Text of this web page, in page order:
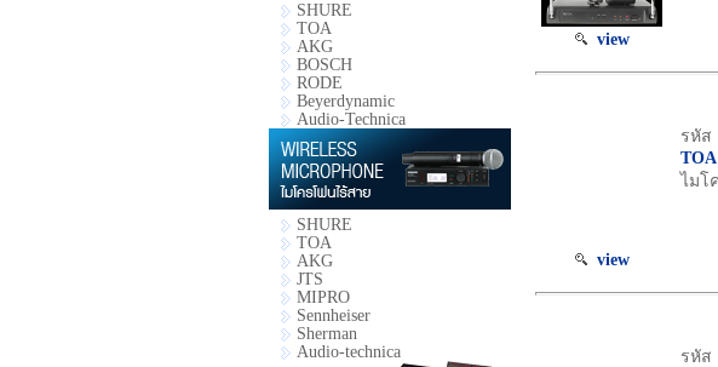
SHURE
TOA
AKG
BOSCH
RODE
Beyerdynamic
Audio-Technica
SHURE
TOA
AKG
JTS
MIPRO
Sennheiser
Sherman
Audio-technica
view
view
รหัส
TOA
ไมโ
รหัส